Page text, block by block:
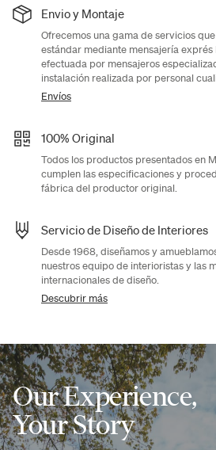
Envio y Montaje
Ofrecemos una gama de servicios
estándar mediante mensajería
efectuada por mensajeros
instalación realizada por personal
Envíos
100% Original
Todos los productos presentados en
cumplen las especificaciones y
fábrica del productor original.
Servicio de Diseño de Interiores
Desde 1968, diseñamos y
nuestros equipo de interioristas y las
internacionales de diseño.
Descubrir más
Our Experience,
Your Story